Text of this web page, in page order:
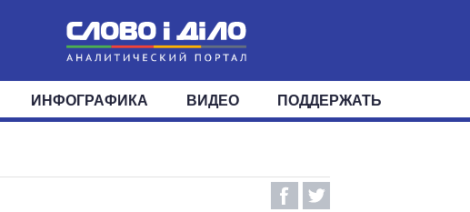
МИР
ОКРУГА
ИНФОГРАФИКА ВИДЕО ПОДДЕРЖАТЬ